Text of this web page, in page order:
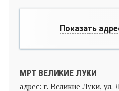
Показать
МРТ ВЕЛИКИЕ ЛУКИ
адрес: г. Великие Луки, ул.